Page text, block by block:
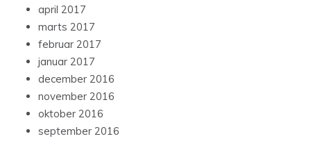
april 2017
marts 2017
februar 2017
januar 2017
december 2016
november 2016
oktober 2016
september 2016